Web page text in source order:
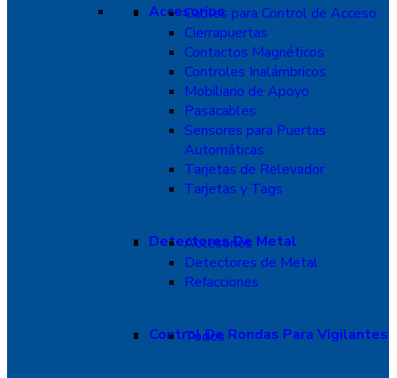
Accesorios
Cables para Control de Acceso
Cierrapuertas
Contactos Magnéticos
Controles Inalámbricos
Mobiliario de Apoyo
Pasacables
Sensores para Puertas
Automáticas
Tarjetas de Relevador
Tarjetas y Tags
Detectores De Metal
Accesorios
Detectores de Metal
Refacciones
Control De Rondas Para Vigilantes
Todos